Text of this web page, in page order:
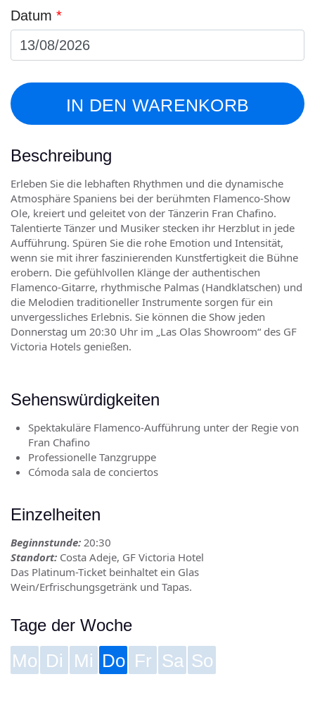
years)
Menge
Datum *
IN DEN WARENKORB
Beschreibung
Erleben Sie die lebhaften Rhythmen und die dynamische
Atmosphäre Spaniens bei der berühmten Flamenco-Show
Ole, kreiert und geleitet von der Tänzerin Fran Chafino.
Talentierte Tänzer und Musiker stecken ihr Herzblut in jede
Aufführung. Spüren Sie die rohe Emotion und Intensität,
wenn sie mit ihrer faszinierenden Kunstfertigkeit die Bühne
erobern. Die gefühlvollen Klänge der authentischen
Flamenco-Gitarre, rhythmische Palmas (Handklatschen) und
die Melodien traditioneller Instrumente sorgen für ein
unvergessliches Erlebnis. Sie können die Show jeden
Donnerstag um 20:30 Uhr im „Las Olas Showroom“ des GF
Victoria Hotels genießen.
Sehenswürdigkeiten
Spektakuläre Flamenco-Aufführung unter der Regie von
Fran Chafino
Professionelle Tanzgruppe
Cómoda sala de conciertos
Einzelheiten
Beginnstunde: 20:30
Standort: Costa Adeje, GF Victoria Hotel
Das Platinum-Ticket beinhaltet ein Glas
Wein/Erfrischungsgetränk und Tapas.
Tage der Woche
Mo Di Mi Do Fr Sa So